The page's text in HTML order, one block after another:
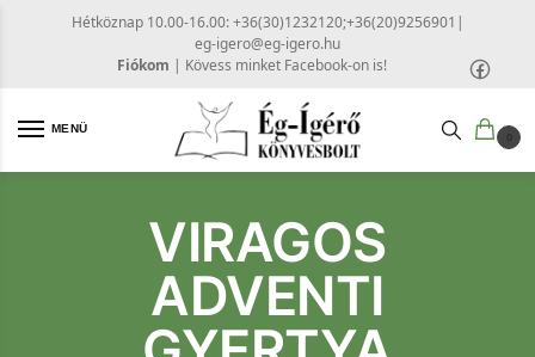
Hétköznap 10.00-16.00: +36(30)1232120;+36(20)9256901 |
eg-igero@eg-igero.hu
Fiókom | Kövess minket Facebook-on is!
MENÜ
0
VIRAGOS
ADVENTI